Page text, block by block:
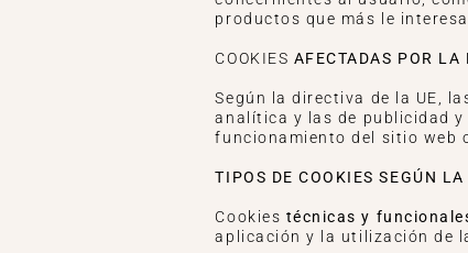
productos que más le
COOKIES AFECTADAS POR LA
Según la directiva de la UE,
analítica y las de publicidad
funcionamiento del sitio web
TIPOS DE COOKIES SEGÚN
Cookies técnicas y
aplicación y la utilización de